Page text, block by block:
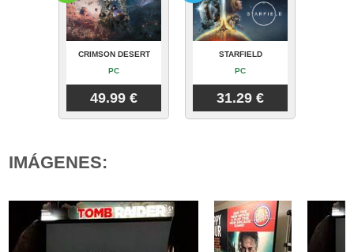
CRIMSON DESERT
PC
49.99 €
STARFIELD
PC
31.29 €
IMÁGENES: